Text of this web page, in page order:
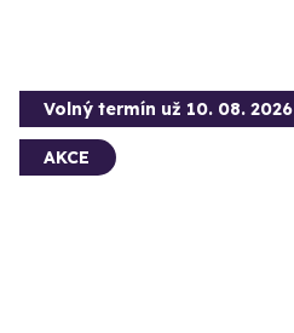
Volný termín už 10. 08. 2026
AKCE